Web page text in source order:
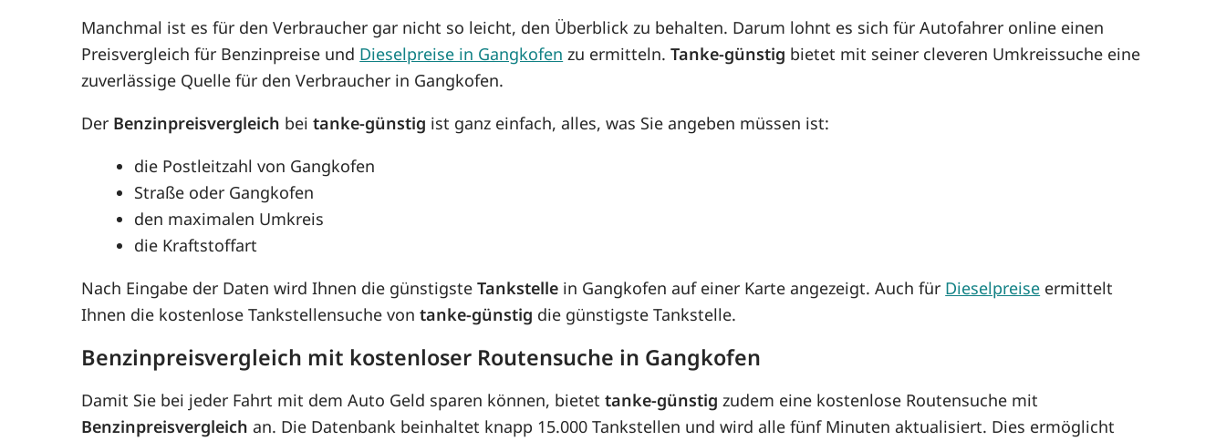
Manchmal ist es für den Verbraucher gar nicht so leicht, den Überblick zu behalten. Darum lohnt es sich für Autofahrer online einen
Preisvergleich für Benzinpreise und Dieselpreise in Gangkofen zu ermitteln.Tanke-günstig bietet mit seiner cleveren Umkreissuche eine
zuverlässige Quelle für den Verbraucher in Gangkofen.
Der Benzinpreisvergleich beitanke-günstig ist ganz einfach, alles, was Sie angeben müssen ist:
die Postleitzahl von Gangkofen
Straße oder Gangkofen
den maximalen Umkreis
die Kraftstoffart
Nach Eingabe der Daten wird Ihnen die günstigsteTankstelle in Gangkofen auf einer Karte angezeigt. Auch für Dieselpreise ermittelt
Ihnen die kostenlose Tankstellensuche vontanke-günstig die günstigste Tankstelle.
Benzinpreisvergleich mit kostenloser Routensuche in Gangkofen
Damit Sie bei jeder Fahrt mit dem Auto Geld sparen können, bietettanke-günstig zudem eine kostenlose Routensuche mit
Benzinpreisvergleich an. Die Datenbank beinhaltet knapp 15.000 Tankstellen und wird alle fünf Minuten aktualisiert. Dies ermöglicht